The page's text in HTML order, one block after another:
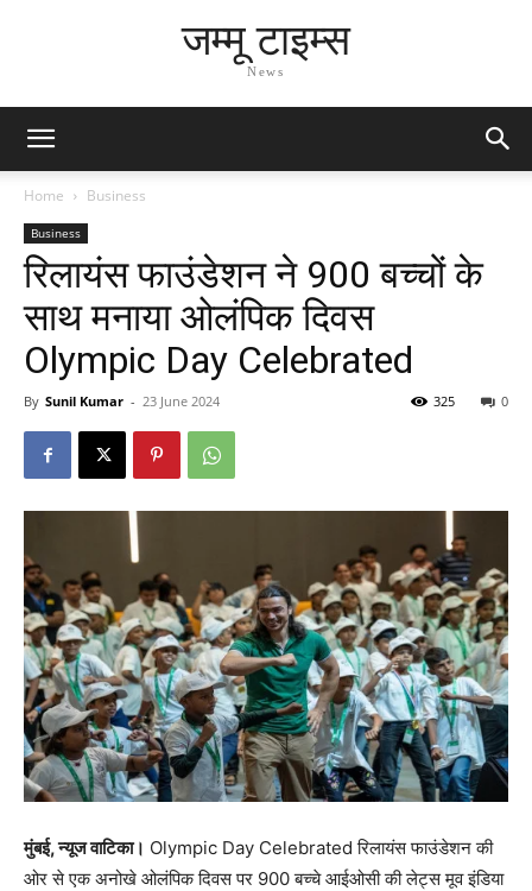
जम्मू टाइम्स
News
Home Business
Business
रिलायंस फाउंडेशन ने 900 बच्चों के
साथ मनाया ओलंपिक दिवस
Olympic Day Celebrated
By Sunil Kumar - 23 June 2024 0
325
मुंबई, न्यूज वाटिका। Olympic Day Celebrated रिलायंस फाउंडेशन की
ओर से एक अनोखे ओलंपिक दिवस पर 900 बच्चे आईओसी की लेट्स मूव इंडिया